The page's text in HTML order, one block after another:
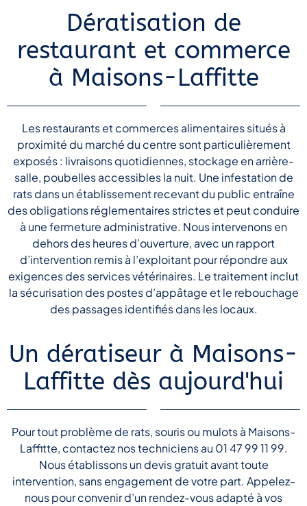
Dératisation de
restaurant et commerce
à Maisons-Laffitte
Les restaurants et commerces alimentaires situés à
proximité du marché du centre sont particulièrement
exposés : livraisons quotidiennes, stockage en arrière-
salle, poubelles accessibles la nuit. Une infestation de
rats dans un établissement recevant du public entraîne
des obligations réglementaires strictes et peut conduire
à une fermeture administrative. Nous intervenons en
dehors des heures d’ouverture, avec un rapport
d’intervention remis à l’exploitant pour répondre aux
exigences des services vétérinaires. Le traitement inclut
la sécurisation des postes d’appâtage et le rebouchage
des passages identifiés dans les locaux.
Un dératiseur à Maisons-
Laffitte dès aujourd'hui
Pour tout problème de rats, souris ou mulots à Maisons-
Laffitte, contactez nos techniciens au 01 47 99 11 99.
Nous établissons un devis gratuit avant toute
intervention, sans engagement de votre part. Appelez-
nous pour convenir d’un rendez-vous adapté à vos